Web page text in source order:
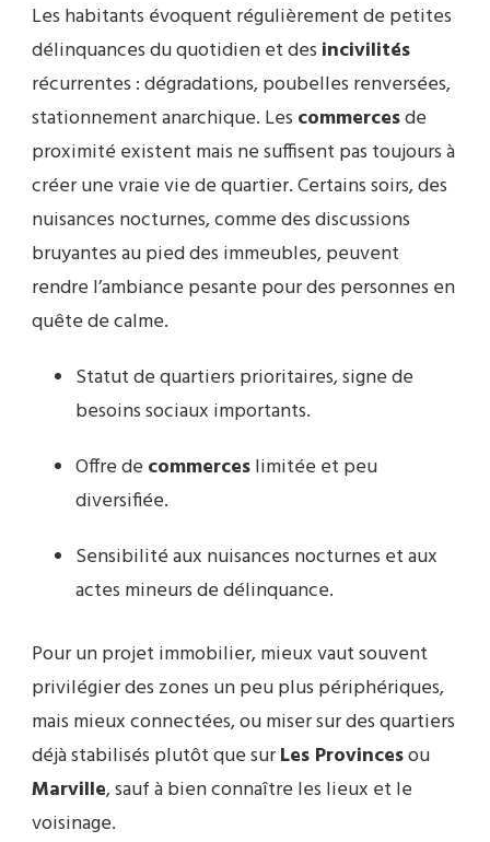
Les habitants évoquent régulièrement de petites
délinquances du quotidien et des incivilités
récurrentes : dégradations, poubelles renversées,
stationnement anarchique. Les commercesde
proximité existent mais ne suffisent pas toujours à
créer une vraie vie de quartier. Certains soirs, des
nuisances nocturnes, comme des discussions
bruyantes au pied des immeubles, peuvent
rendre l’ambiance pesante pour des personnes en
quête de calme.
Statut de quartiers prioritaires, signe de
besoins sociaux importants.
Offre de commerceslimitée et peu
diversifiée.
Sensibilité aux nuisances nocturnes et aux
actes mineurs de délinquance.
Pour un projet immobilier, mieux vaut souvent
privilégier des zones un peu plus périphériques,
mais mieux connectées, ou miser sur des quartiers
déjà stabilisés plutôt que surLes Provincesou
Marville, sauf à bien connaître les lieux et le
voisinage.